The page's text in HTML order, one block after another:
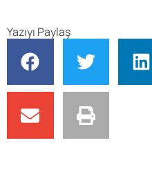
Yazıyı Paylaş